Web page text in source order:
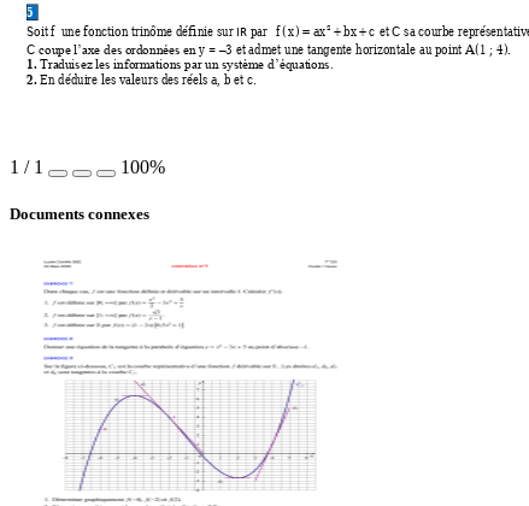
5
Soit f une fonction trinôme définie sur IR par f(x)  ax2 bxc et C sa courbe
C coupe l’axe des ordonnées en y= –3 et admet une tangente horizontale au point A(1 ; 4).
1. Traduisez les informations par un système d’équations.
2. En déduire les valeurs des réels a, b et c.
1 / 1 100%
Documents connexes